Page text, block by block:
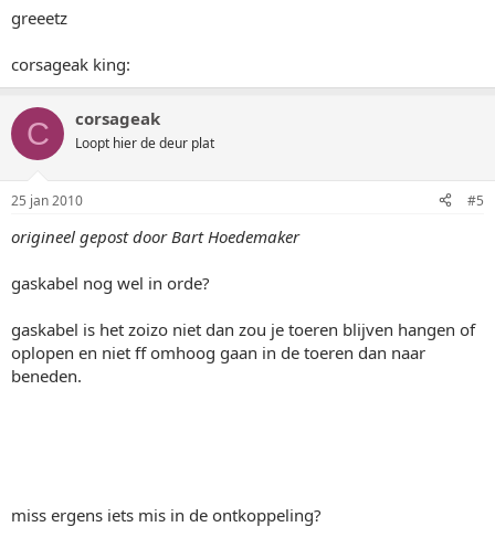
greeetz
corsageak king:
C corsageak
Loopt hier de deur plat
25 jan 2010 #5
origineel gepost door Bart Hoedemaker
gaskabel nog wel in orde?
gaskabel is het zoizo niet dan zou je toeren blijven hangen of
oplopen en niet ff omhoog gaan in de toeren dan naar
beneden.
miss ergens iets mis in de ontkoppeling?